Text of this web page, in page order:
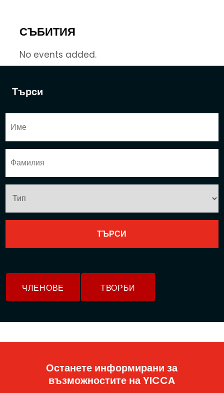
Търси
ЧЛЕНОВЕ ТВОРБИ
СЪБИТИЯ
No events added.
Останете информирани за
възможностите на YICCA